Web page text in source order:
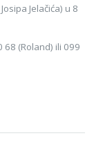
Jelačića) u 8
68 (Roland) ili 099